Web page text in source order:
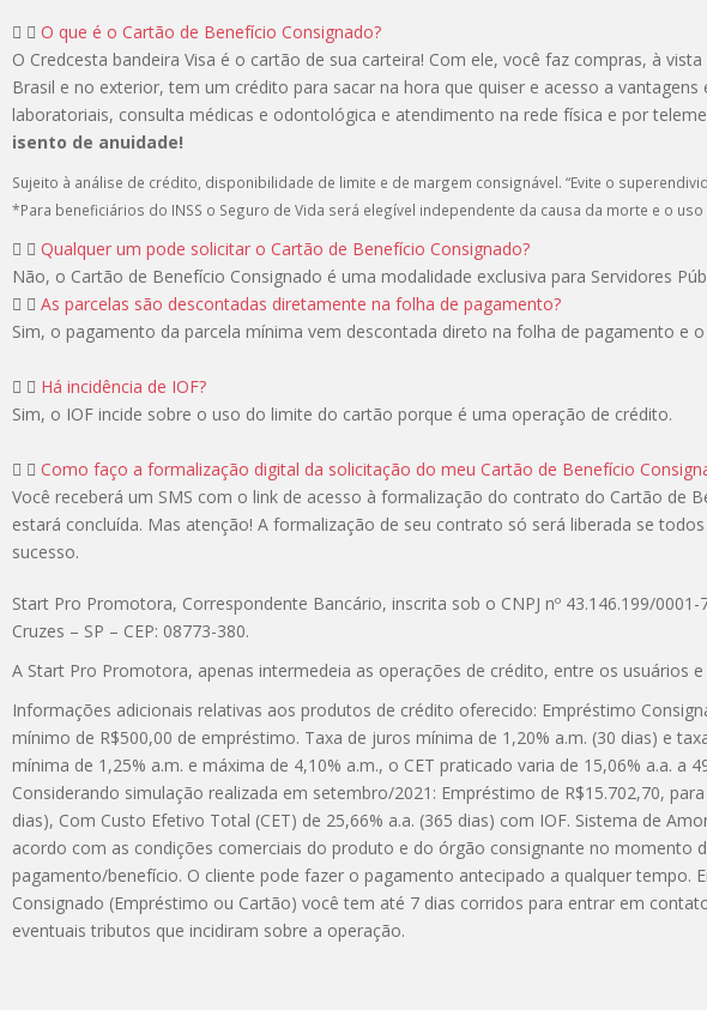
O que é o Cartão de Benefício Consignado?
O Credcesta bandeira Visa é o cartão de sua carteira! Com ele, você faz compras, à
Brasil e no exterior, tem um crédito para sacar na hora que quiser e acesso a
laboratoriais, consulta médicas e odontológica e atendimento na rede física e por
isento de anuidade!
Sujeito à análise de crédito, disponibilidade de limite e de margem consignável. “Evite o
*Para beneficiários do INSS o Seguro de Vida será elegível independente da causa da morte e o
Qualquer um pode solicitar o Cartão de Benefício Consignado?
Não, o Cartão de Benefício Consignado é uma modalidade exclusiva para Servidores
As parcelas são descontadas diretamente na folha de pagamento?
Sim, o pagamento da parcela mínima vem descontada direto na folha de pagamento e
Há incidência de IOF?
Sim, o IOF incide sobre o uso do limite do cartão porque é uma operação de crédito.
Como faço a formalização digital da solicitação do meu Cartão de Benefício
Você receberá um SMS com o link de acesso à formalização do contrato do Cartão de
estará concluída. Mas atenção! A formalização de seu contrato só será liberada se
sucesso.
Start Pro Promotora, Correspondente Bancário, inscrita sob o CNPJ nº 43.146.199/
Cruzes – SP – CEP: 08773-380.
A Start Pro Promotora, apenas intermedeia as operações de crédito, entre os usuários
Informações adicionais relativas aos produtos de crédito oferecido: Empréstimo
mínimo de R$500,00 de empréstimo. Taxa de juros mínima de 1,20% a.m. (30 dias) e
mínima de 1,25% a.m. e máxima de 4,10% a.m., o CET praticado varia de 15,06% a.a.
Considerando simulação realizada em setembro/2021: Empréstimo de R$15.702,70,
dias), Com Custo Efetivo Total (CET) de 25,66% a.a. (365 dias) com IOF. Sistema de
acordo com as condições comerciais do produto e do órgão consignante no momento
pagamento/benefício. O cliente pode fazer o pagamento antecipado a qualquer
Consignado (Empréstimo ou Cartão) você tem até 7 dias corridos para entrar em
eventuais tributos que incidiram sobre a operação.